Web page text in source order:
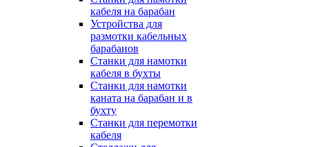
кабеля на барабан
Устройства для
размотки кабельных
барабанов
Станки для намотки
кабеля в бухты
Станки для намотки
каната на барабан и в
бухту
Станки для перемотки
кабеля